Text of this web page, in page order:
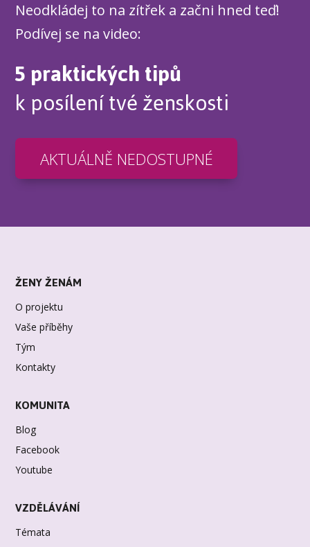
Neodkládej to na zítřek a začni hned teď!
Podívej se na video:
5 praktických tipů
k posílení tvé ženskosti
AKTUÁLNĚ NEDOSTUPNÉ
ŽENY ŽENÁM
O projektu
Vaše příběhy
Tým
Kontakty
KOMUNITA
Blog
Facebook
Youtube
VZDĚLÁVÁNÍ
Témata